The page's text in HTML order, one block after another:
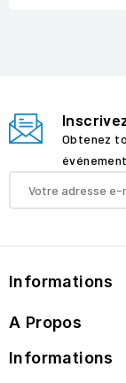
Obtenez
Informations
A Propos
Informations